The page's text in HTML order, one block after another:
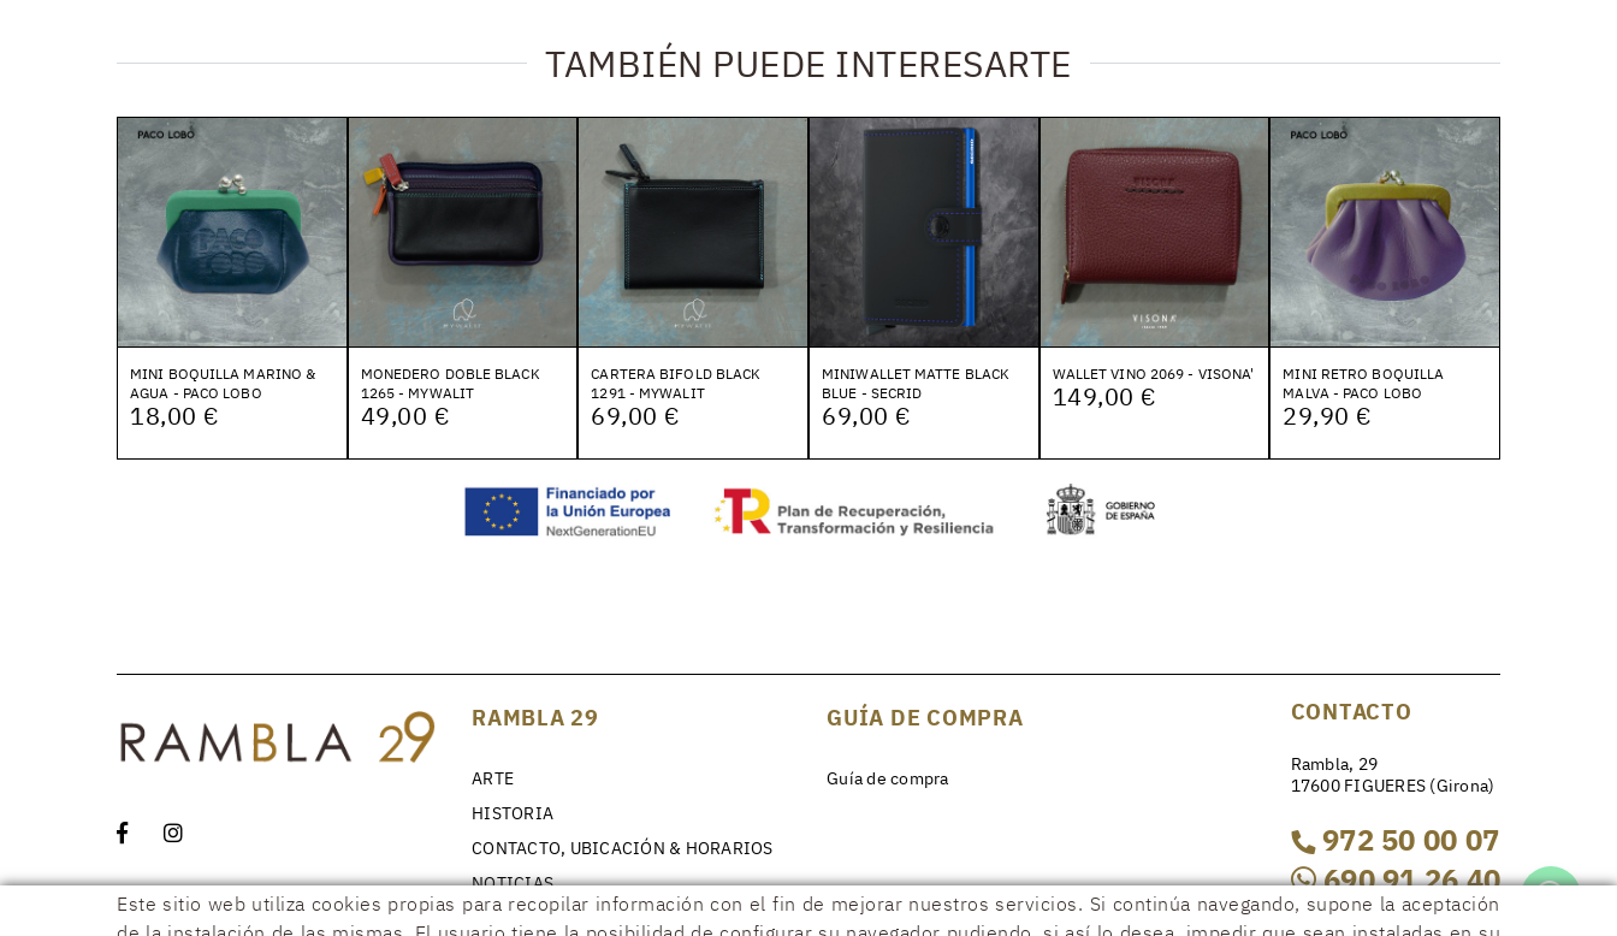
TAMBIÉN PUEDE INTERESARTE
MINI BOQUILLA MARINO &
AGUA - PACO LOBO
18,00 €
MONEDERO DOBLE BLACK
1265 - MYWALIT
49,00 €
CARTERA BIFOLD BLACK
1291 - MYWALIT
69,00 €
MINIWALLET MATTE BLACK
BLUE - SECRID
69,00 €
WALLET VINO 2069 - VISONA'
149,00 €
MINI RETRO BOQUILLA
MALVA - PACO LOBO
29,90 €
RAMBLA 29
ARTE
HISTORIA
CONTACTO, UBICACIÓN & HORARIOS
NOTICIAS
GUÍA DE COMPRA
Guía de compra
CONTACTO
Rambla, 29
17600 FIGUERES (Girona)
972 50 00 07
690 91 26 40
Este sitio web utiliza cookies propias para recopilar información con el fin de mejorar nuestros servicios. Si continúa navegando, supone la aceptación